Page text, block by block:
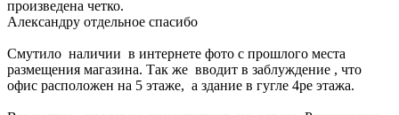
произведена четко.
Александру отдельное спасибо
Смутило наличии в интернете фото с прошлого места
размещения магазина. Так же вводит в заблуждение , что
офис расположен на 5 этаже, а здание в гугле 4ре этажа.